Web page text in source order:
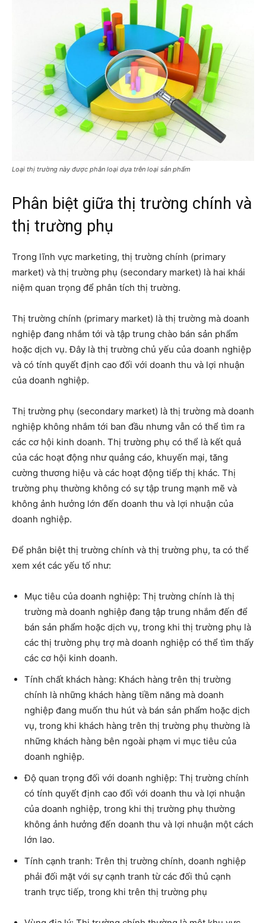
Loại thị trường này được phân loại dựa trên loại sản phẩm
Phân biệt giữa thị trường chính và
thị trường phụ
Trong lĩnh vực marketing, thị trường chính (primary
market) và thị trường phụ (secondary market) là hai khái
niệm quan trọng để phân tích thị trường.
Thị trường chính (primary market) là thị trường mà doanh
nghiệp đang nhắm tới và tập trung chào bán sản phẩm
hoặc dịch vụ. Đây là thị trường chủ yếu của doanh nghiệp
và có tính quyết định cao đối với doanh thu và lợi nhuận
của doanh nghiệp.
Thị trường phụ (secondary market) là thị trường mà doanh
nghiệp không nhắm tới ban đầu nhưng vẫn có thể tìm ra
các cơ hội kinh doanh. Thị trường phụ có thể là kết quả
của các hoạt động như quảng cáo, khuyến mại, tăng
cường thương hiệu và các hoạt động tiếp thị khác. Thị
trường phụ thường không có sự tập trung mạnh mẽ và
không ảnh hưởng lớn đến doanh thu và lợi nhuận của
doanh nghiệp.
Để phân biệt thị trường chính và thị trường phụ, ta có thể
xem xét các yếu tố như:
Mục tiêu của doanh nghiệp: Thị trường chính là thị
trường mà doanh nghiệp đang tập trung nhắm đến để
bán sản phẩm hoặc dịch vụ, trong khi thị trường phụ là
các thị trường phụ trợ mà doanh nghiệp có thể tìm thấy
các cơ hội kinh doanh.
Tính chất khách hàng: Khách hàng trên thị trường
chính là những khách hàng tiềm năng mà doanh
nghiệp đang muốn thu hút và bán sản phẩm hoặc dịch
vụ, trong khi khách hàng trên thị trường phụ thường là
những khách hàng bên ngoài phạm vi mục tiêu của
doanh nghiệp.
Độ quan trọng đối với doanh nghiệp: Thị trường chính
có tính quyết định cao đối với doanh thu và lợi nhuận
của doanh nghiệp, trong khi thị trường phụ thường
không ảnh hưởng đến doanh thu và lợi nhuận một cách
lớn lao.
Tính cạnh tranh: Trên thị trường chính, doanh nghiệp
phải đối mặt với sự cạnh tranh từ các đối thủ cạnh
tranh trực tiếp, trong khi trên thị trường phụ